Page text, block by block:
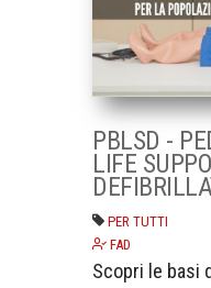
PBLSD -
LIFE
PER TUTTI
FAD
Scopri le basi